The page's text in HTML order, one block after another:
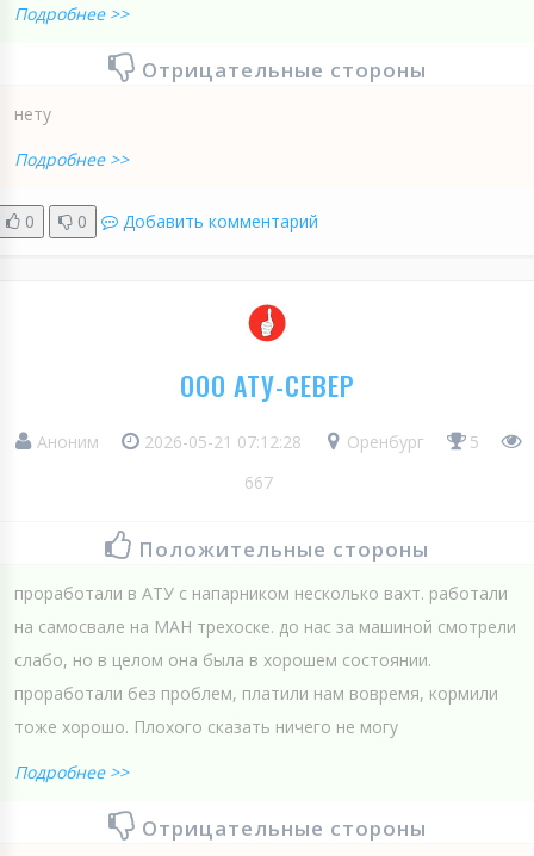
Подробнее >>
Отрицательные стороны
нету
Подробнее >>
0 0 Добавить комментарий
ООО АТУ-СЕВЕР
Аноним 2026-05-21 07:12:28 Оренбург
5
667
Положительные стороны
проработали в АТУ с напарником несколько вахт. работали
на самосвале на МАН трехоске. до нас за машиной смотрели
слабо, но в целом она была в хорошем состоянии.
проработали без проблем, платили нам вовремя, кормили
тоже хорошо. Плохого сказать ничего не могу
Подробнее >>
Отрицательные стороны